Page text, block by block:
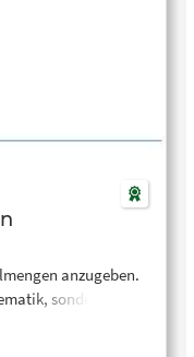
anzugeben.
sondern zum